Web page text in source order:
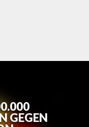
GEGEN